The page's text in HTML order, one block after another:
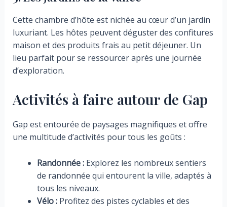
Cette chambre d’hôte est nichée au cœur d’un jardin
luxuriant. Les hôtes peuvent déguster des confitures
maison et des produits frais au petit déjeuner. Un
lieu parfait pour se ressourcer après une journée
d’exploration.
Activités à faire autour de Gap
Gap est entourée de paysages magnifiques et offre
une multitude d’activités pour tous les goûts :
Randonnée :Explorez les nombreux sentiers
de randonnée qui entourent la ville, adaptés à
tous les niveaux.
Vélo :Profitez des pistes cyclables et des